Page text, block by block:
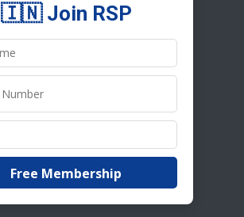
🇮🇳 Join RSP
Free Membership